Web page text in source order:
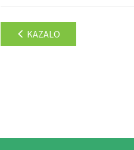
KAZALO